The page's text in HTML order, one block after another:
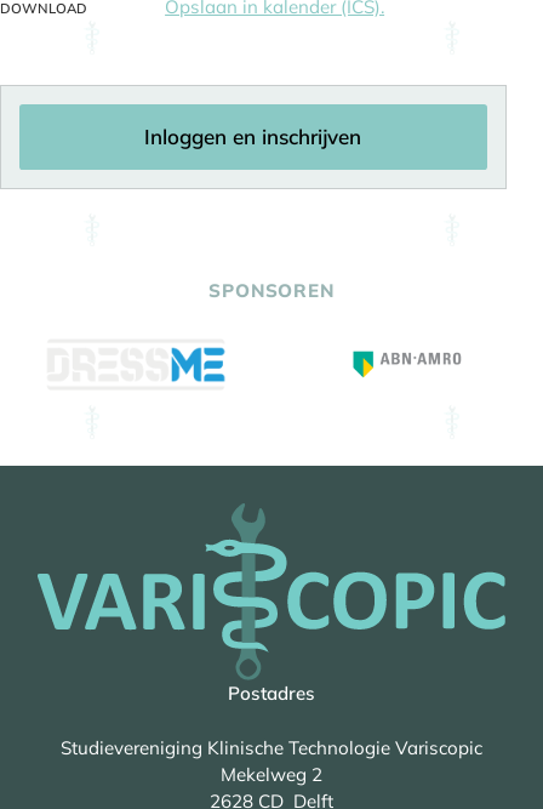
DOWNLOAD Opslaan in kalender (ICS).
Inloggen en inschrijven
SPONSOREN
Postadres
Studievereniging Klinische Technologie Variscopic
Mekelweg 2
2628 CD Delft